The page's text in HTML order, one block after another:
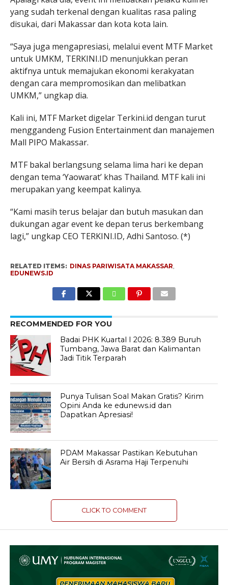
yang sudah terkenal dengan kualitas rasa paling
disukai, dari Makassar dan kota kota lain.
“Saya juga mengapresiasi, melalui event MTF Market
untuk UMKM, TERKINI.ID menunjukkan peran
aktifnya untuk memajukan ekonomi kerakyatan
dengan cara mempromosikan dan melibatkan
UMKM,” ungkap dia.
Kali ini, MTF Market digelar Terkini.id dengan turut
menggandeng Fusion Entertainment dan manajemen
Mall PIPO Makassar.
MTF bakal berlangsung selama lima hari ke depan
dengan tema ‘Yaowarat’ khas Thailand. MTF kali ini
merupakan yang keempat kalinya.
“Kami masih terus belajar dan butuh masukan dan
dukungan agar event ke depan terus berkembang
lagi,” ungkap CEO TERKINI.ID, Adhi Santoso. (*)
RELATED ITEMS: DINAS PARIWISATA MAKASSAR,
EDUNEWS.ID
RECOMMENDED FOR YOU
Badai PHK Kuartal I 2026: 8.389 Buruh
Tumbang, Jawa Barat dan Kalimantan
Jadi Titik Terparah
Punya Tulisan Soal Makan Gratis? Kirim
Opini Anda ke edunews.id dan
Dapatkan Apresiasi!
PDAM Makassar Pastikan Kebutuhan
Air Bersih di Asrama Haji Terpenuhi
CLICK TO COMMENT